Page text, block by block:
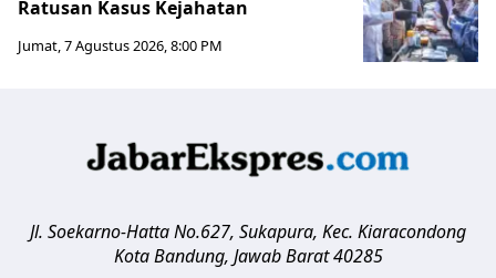
Ratusan Kasus Kejahatan
Jumat, 7 Agustus 2026, 8:00 PM
Jl. Soekarno-Hatta No.627, Sukapura, Kec. Kiaracondong
Kota Bandung, Jawab Barat 40285